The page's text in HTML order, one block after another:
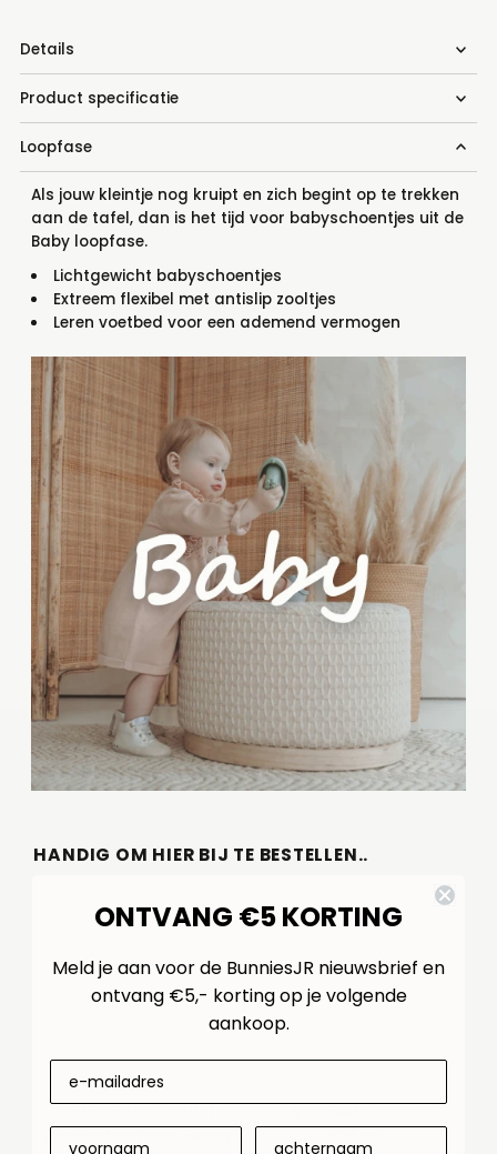
Details
Product specificatie
Loopfase
Als jouw kleintje nog kruipt en zich begint op te trekken
aan de tafel, dan is het tijd voor babyschoentjes uit de
Baby loopfase.
Lichtgewicht babyschoentjes
Extreem flexibel met antislip zooltjes
Leren voetbed voor een ademend vermogen
HANDIG OM HIER BIJ TE BESTELLEN..
759 Voetjesmeter Groen
ONTVANG €5 KORTING
Meld je aan voor de BunniesJR nieuwsbrief en
ontvang €5,- korting op je volgende
aankoop.